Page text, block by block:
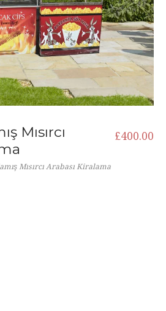
£400.00
Mısırcı
Mısırcı Arabası Kiralama